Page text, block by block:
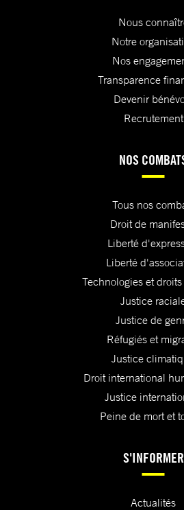
Nous
Notre
Nos
Transparence
Devenir
Recrutement
NOS
Tous nos
Droit de
Liberté
Liberté
Technologies et
Justice
Justice de
Réfugiés et
Justice
Droit international
Justice
Peine de mort et
S'INFORMER
Actualités